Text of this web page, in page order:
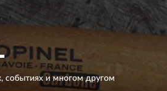
событиях и многом другом